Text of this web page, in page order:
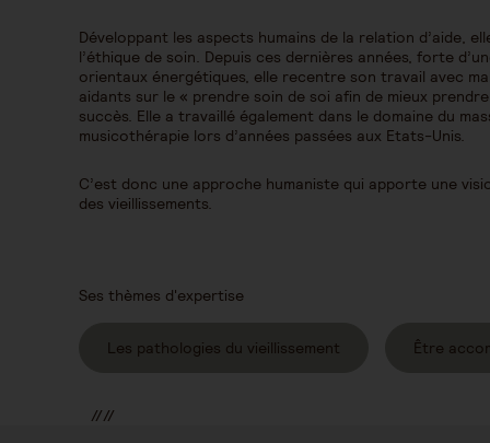
Développant les aspects humains de la relation d’aide,
l’éthique de soin. Depuis ces dernières années, forte
orientaux énergétiques, elle recentre son travail avec
aidants sur le « prendre soin de soi afin de mieux
succès. Elle a travaillé également dans le domaine du
musicothérapie lors d’années passées aux Etats-Unis.
C’est donc une approche humaniste qui apporte une
des vieillissements.
Ses thèmes d'expertise
Les pathologies du vieillissement Être
////